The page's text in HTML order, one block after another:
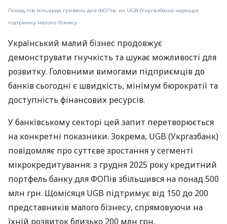
Понад пів мільярда гривень для ФОПів: як UGB (Укргазбанк) нарощує
підтримку малого бізнесу
Український малий бізнес продовжує
демонструвати гнучкість та шукає можливості для
розвитку. Головними вимогами підприємців до
банків сьогодні є швидкість, мінімум бюрократії та
доступність фінансових ресурсів.
У банківському секторі цей запит перетворюється
на конкретні показники. Зокрема, UGB (Укргазбанк)
повідомляє про суттєве зростання у сегменті
мікрокредитування: з грудня 2025 року кредитний
портфель банку для ФОПів збільшився на понад 500
млн грн. Щомісяця UGB підтримує від 150 до 200
представників малого бізнесу, спрямовуючи на
їхній розвиток близько 200 млн грн.